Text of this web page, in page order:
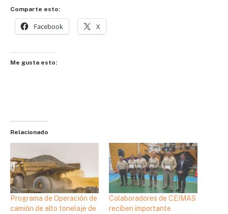
Comparte esto:
Facebook X
Me gusta esto:
Relacionado
Programa de Operación de
camión de alto tonelaje de
Colaboradores de CEIMAS
reciben importante